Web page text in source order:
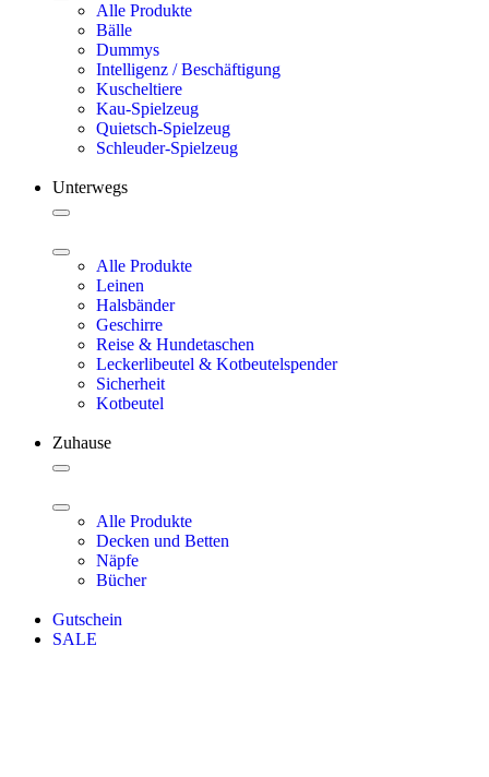
Alle Produkte
Bälle
Dummys
Intelligenz / Beschäftigung
Kuscheltiere
Kau-Spielzeug
Quietsch-Spielzeug
Schleuder-Spielzeug
Unterwegs
Alle Produkte
Leinen
Halsbänder
Geschirre
Reise & Hundetaschen
Leckerlibeutel & Kotbeutelspender
Sicherheit
Kotbeutel
Zuhause
Alle Produkte
Decken und Betten
Näpfe
Bücher
Gutschein
SALE